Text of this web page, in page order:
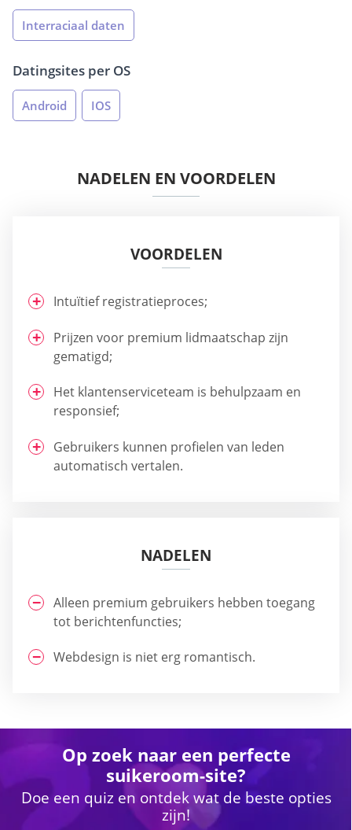
Interraciaal daten
Datingsites per OS
Android IOS
NADELEN EN VOORDELEN
VOORDELEN
Intuïtief registratieproces;
Prijzen voor premium lidmaatschap zijn
gematigd;
Het klantenserviceteam is behulpzaam en
responsief;
Gebruikers kunnen profielen van leden
automatisch vertalen.
NADELEN
Alleen premium gebruikers hebben toegang
tot berichtenfuncties;
Webdesign is niet erg romantisch.
Op zoek naar een perfecte
suikeroom-site?
Doe een quiz en ontdek wat de beste opties
zijn!